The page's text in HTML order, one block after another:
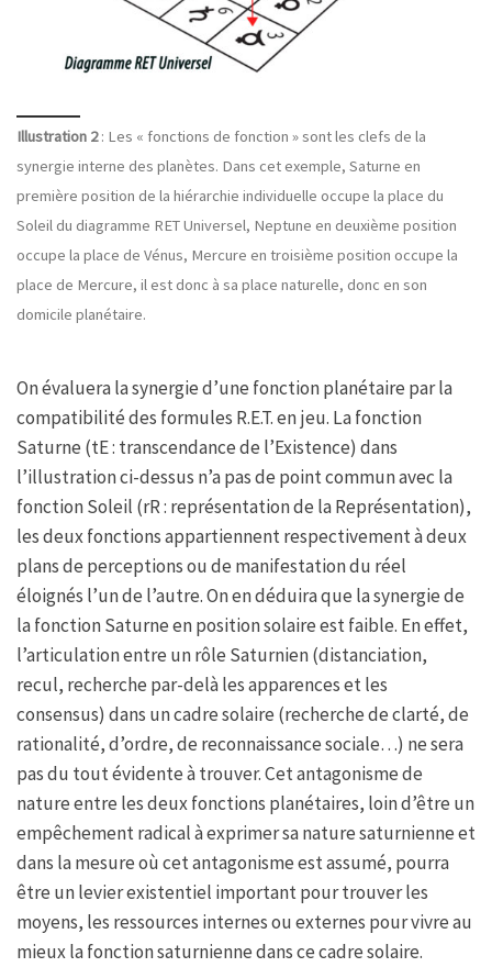
Illustration 2: Les « fonctions de fonction » sont les clefs de la
synergie interne des planètes. Dans cet exemple, Saturne en
première position de la hiérarchie individuelle occupe la place du
Soleil du diagramme RET Universel, Neptune en deuxième position
occupe la place de Vénus, Mercure en troisième position occupe la
place de Mercure, il est donc à sa place naturelle, donc en son
domicile planétaire.
On évaluera la synergie d’une fonction planétaire par la
compatibilité des formules R.E.T. en jeu. La fonction
Saturne (tE : transcendance de l’Existence) dans
l’illustration ci-dessus n’a pas de point commun avec la
fonction Soleil (rR : représentation de la Représentation),
les deux fonctions appartiennent respectivement à deux
plans de perceptions ou de manifestation du réel
éloignés l’un de l’autre. On en déduira que la synergie de
la fonction Saturne en position solaire est faible. En effet,
l’articulation entre un rôle Saturnien (distanciation,
recul, recherche par-delà les apparences et les
consensus) dans un cadre solaire (recherche de clarté, de
rationalité, d’ordre, de reconnaissance sociale…) ne sera
pas du tout évidente à trouver. Cet antagonisme de
nature entre les deux fonctions planétaires, loin d’être un
empêchement radical à exprimer sa nature saturnienne et
dans la mesure où cet antagonisme est assumé, pourra
être un levier existentiel important pour trouver les
moyens, les ressources internes ou externes pour vivre au
mieux la fonction saturnienne dans ce cadre solaire.